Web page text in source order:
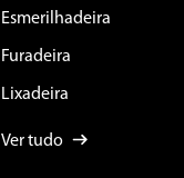
Esmerilhadeira
Furadeira
Lixadeira
Ver tudo